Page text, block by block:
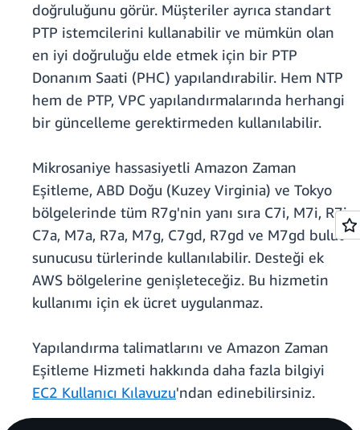
doğruluğunu görür. Müşteriler ayrıca standart
PTP istemcilerini kullanabilir ve mümkün olan
en iyi doğruluğu elde etmek için bir PTP
Donanım Saati (PHC) yapılandırabilir. Hem NTP
hem de PTP, VPC yapılandırmalarında herhangi
bir güncelleme gerektirmeden kullanılabilir.
Mikrosaniye hassasiyetli Amazon Zaman
Eşitleme, ABD Doğu (Kuzey Virginia) ve Tokyo
bölgelerinde tüm R7g'nin yanı sıra C7i, M7i, R7i,
C7a, M7a, R7a, M7g, C7gd, R7gd ve M7gd bulut
sunucusu türlerinde kullanılabilir. Desteği ek
AWS bölgelerine genişleteceğiz. Bu hizmetin
kullanımı için ek ücret uygulanmaz.
Yapılandırma talimatlarını ve Amazon Zaman
Eşitleme Hizmeti hakkında daha fazla bilgiyi
EC2 Kullanıcı Kılavuzu'ndan edinebilirsiniz.